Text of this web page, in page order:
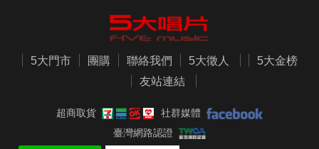
5大門市 團購 聯絡我們 5大徵人
5大金榜
友站連結
超商取貨
社群媒體
臺灣網路認證